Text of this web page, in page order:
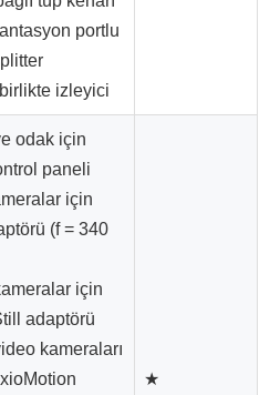
portlu
izleyici
odak için
paneli
için
(f = 340
için
adaptörü
kameraları
★